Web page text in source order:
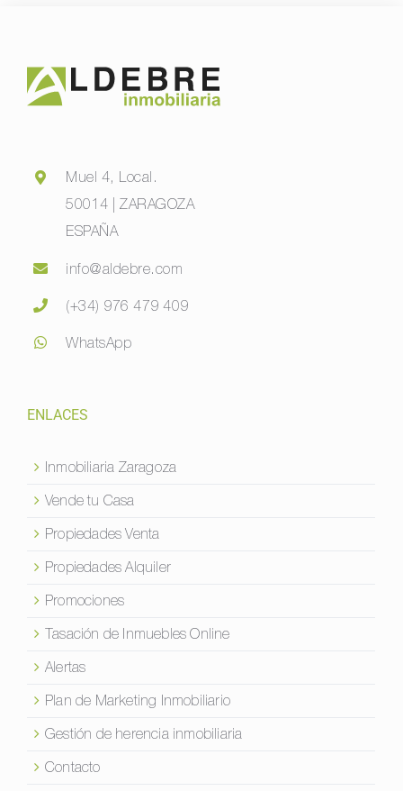
Muel 4, Local.
50014 | ZARAGOZA
ESPAÑA
info@aldebre.com
(+34) 976 479 409
WhatsApp
ENLACES
Inmobiliaria Zaragoza
Vende tu Casa
Propiedades Venta
Propiedades Alquiler
Promociones
Tasación de Inmuebles Online
Alertas
Plan de Marketing Inmobiliario
Gestión de herencia inmobiliaria
Contacto